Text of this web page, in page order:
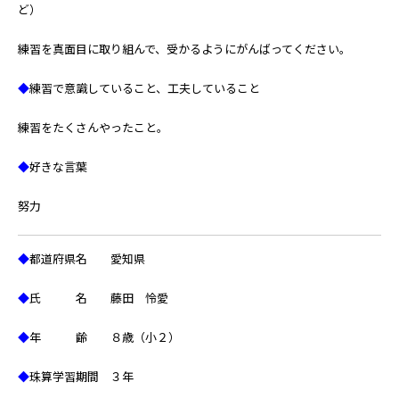
ど）
練習を真面目に取り組んで、受かるようにがんばってください。
◆練習で意識していること、工夫していること
練習をたくさんやったこと。
◆好きな言葉
努力
◆都道府県名 愛知県
◆氏 名 藤田 怜愛
◆年 齢 ８歳（小２）
◆珠算学習期間 ３年